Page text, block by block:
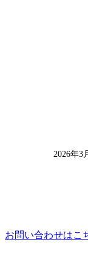
2026年3
お問い合わせはこ